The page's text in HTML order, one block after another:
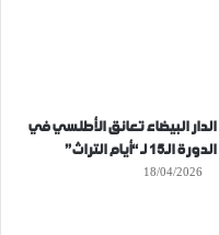
الدار البيضاء تعانق الأطلسي في
الدورة الـ15 لـ “أيام التراث”
18/04/2026